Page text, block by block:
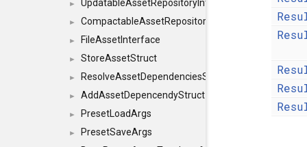
► UpdatableAssetRepositoryInterface
► CompactableAssetRepositoryInterface
► FileAssetInterface
► StoreAssetStruct
► ResolveAssetDependenciesStruct
► AddAssetDepencendyStruct
► PresetLoadArgs
►
PresetSaveArgs